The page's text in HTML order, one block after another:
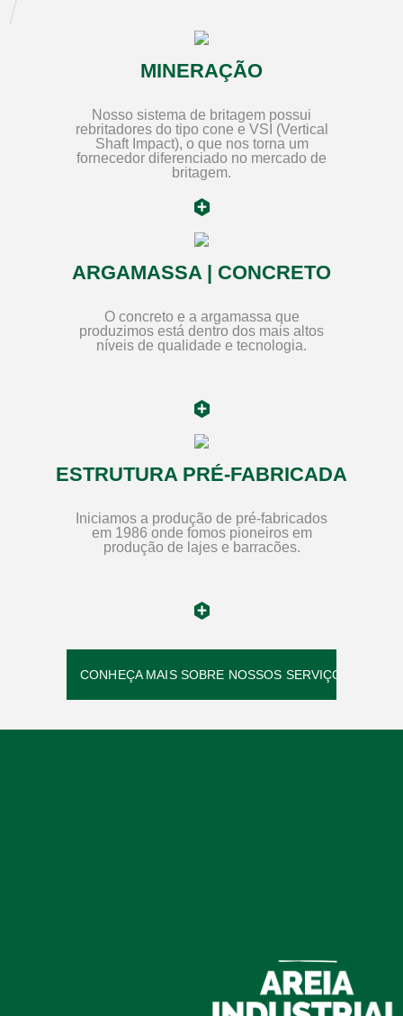
MINERAÇÃO
Nosso sistema de britagem possui
rebritadores do tipo cone e VSI (Vertical
Shaft Impact), o que nos torna um
fornecedor diferenciado no mercado de
britagem.
ARGAMASSA | CONCRETO
O concreto e a argamassa que
produzimos está dentro dos mais altos
níveis de qualidade e tecnologia.
ESTRUTURA PRÉ-FABRICADA
Iniciamos a produção de pré-fabricados
em 1986 onde fomos pioneiros em
produção de lajes e barracões.
CONHEÇA MAIS SOBRE NOSSOS SERVIÇOS